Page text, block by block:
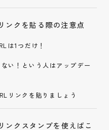
ンクを貼る際の注意点
は1つだけ！
い！という人はアップデー
リンクを貼りましょう
ンクスタンプを使えばこ